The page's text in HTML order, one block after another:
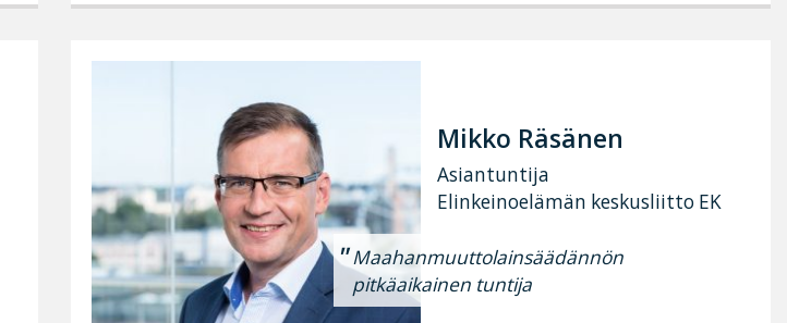
Mikko Räsänen
Asiantuntija
Elinkeinoelämän keskusliitto EK
Maahanmuuttolainsäädännön
pitkäaikainen tuntija